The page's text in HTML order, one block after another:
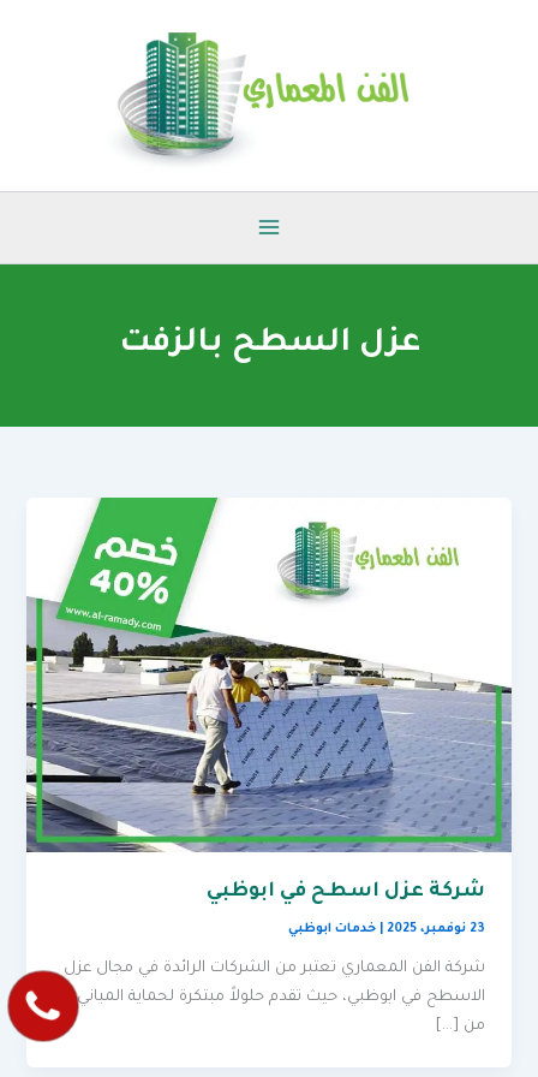
عزل السطح بالزفت
شركة عزل اسطح في ابوظبي
23 نوفمبر، 2025 |خدمات ابوظبي
شركة الفن المعماري تعتبر من الشركات الرائدة في مجال عزل
الاسطح في ابوظبي، حيث تقدم حلولاً مبتكرة لحماية المباني
من […]